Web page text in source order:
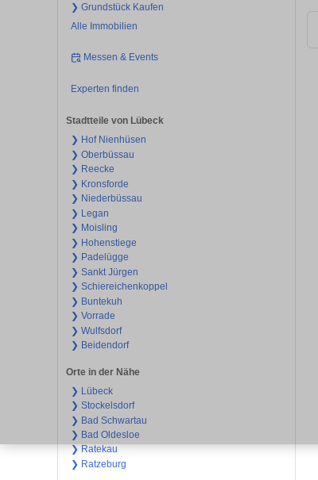
❯ Grundstück Kaufen
Alle Immobilien
Messen & Events
Experten finden
Stadtteile von Lübeck
❯ Hof Nienhüsen
❯ Oberbüssau
❯ Reecke
❯ Kronsforde
❯ Niederbüssau
❯ Legan
❯ Moisling
❯ Hohenstiege
❯ Padelügge
❯ Sankt Jürgen
❯ Schiereichenkoppel
❯ Buntekuh
❯ Vorrade
❯ Wulfsdorf
❯ Beidendorf
Orte in der Nähe
❯ Lübeck
❯ Stockelsdorf
❯ Bad Schwartau
❯ Bad Oldesloe
❯ Ratekau
❯ Ratzeburg